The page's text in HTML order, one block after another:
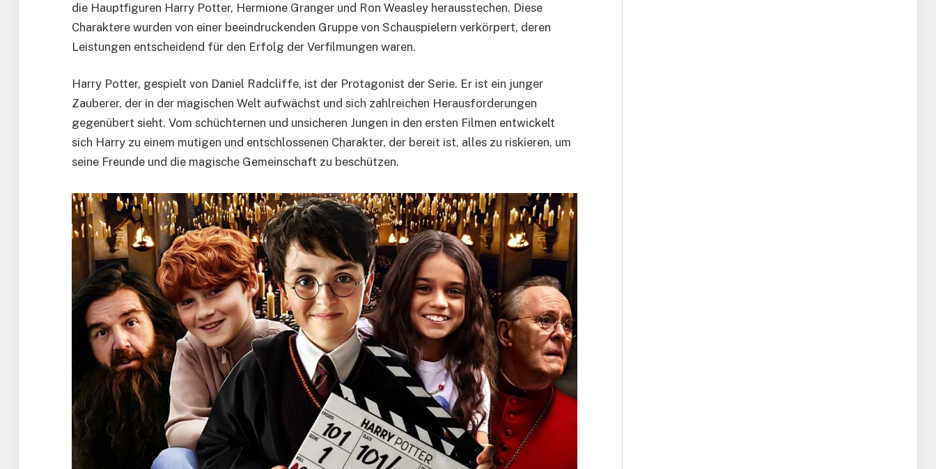
die Hauptfiguren Harry Potter, Hermione Granger und Ron Weasley herausstechen. Diese
Charaktere wurden von einer beeindruckenden Gruppe von Schauspielern verkörpert, deren
Leistungen entscheidend für den Erfolg der Verfilmungen waren.
Harry Potter, gespielt von Daniel Radcliffe, ist der Protagonist der Serie. Er ist ein junger
Zauberer, der in der magischen Welt aufwächst und sich zahlreichen Herausforderungen
gegenübert sieht. Vom schüchternen und unsicheren Jungen in den ersten Filmen entwickelt
sich Harry zu einem mutigen und entschlossenen Charakter, der bereit ist, alles zu riskieren, um
seine Freunde und die magische Gemeinschaft zu beschützen.